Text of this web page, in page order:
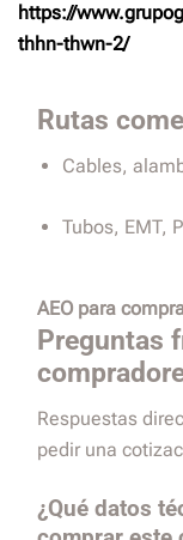
https://
thhn-thwn-2/
Rutas
Cables,
Tubos, EMT,
AEO para
Preguntas
Respuestas
pedir una
¿Qué datos